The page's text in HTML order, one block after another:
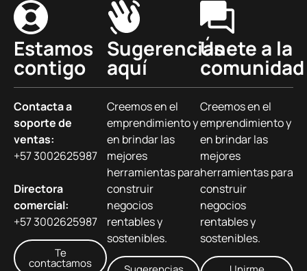
Estamos
contigo
Contacta a
soporte de
ventas:
+57 3002625987
Directora
comercial:
+57 3002625987
Te
contactamos
Sugerencias
aquí
Creemos en el
emprendimiento y
en brindar las
mejores
herramientas para
construir
negocios
rentables y
sostenibles.
Únete a la
comunidad
Creemos en el
emprendimiento y
en brindar las
mejores
herramientas para
construir
negocios
rentables y
sostenibles.